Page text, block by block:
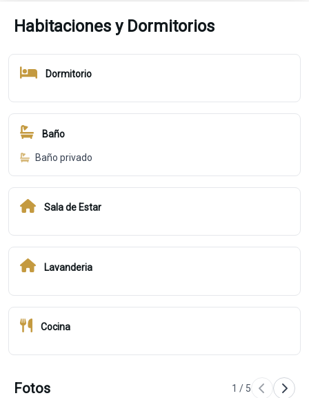
Habitaciones y Dormitorios
Dormitorio
Baño
Baño privado
Sala de Estar
Lavanderia
Cocina
Fotos 1 / 5